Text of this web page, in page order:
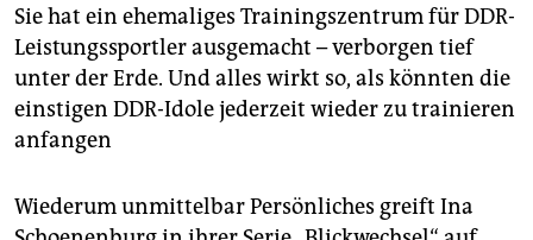
Sie hat ein ehemaliges Trainingszentrum für DDR-
Leistungssportler ausgemacht – verborgen tief
unter der Erde. Und alles wirkt so, als könnten die
einstigen DDR-Idole jederzeit wieder zu trainieren
anfangen
Wiederum unmittelbar Persönliches greift Ina